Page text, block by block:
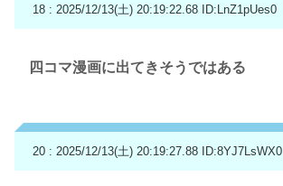
18 : 2025/12/13(土) 20:19:22.68 ID:LnZ1pUes0
四コマ漫画に出てきそうではある
20 : 2025/12/13(土) 20:19:27.88 ID:8YJ7LsWX0